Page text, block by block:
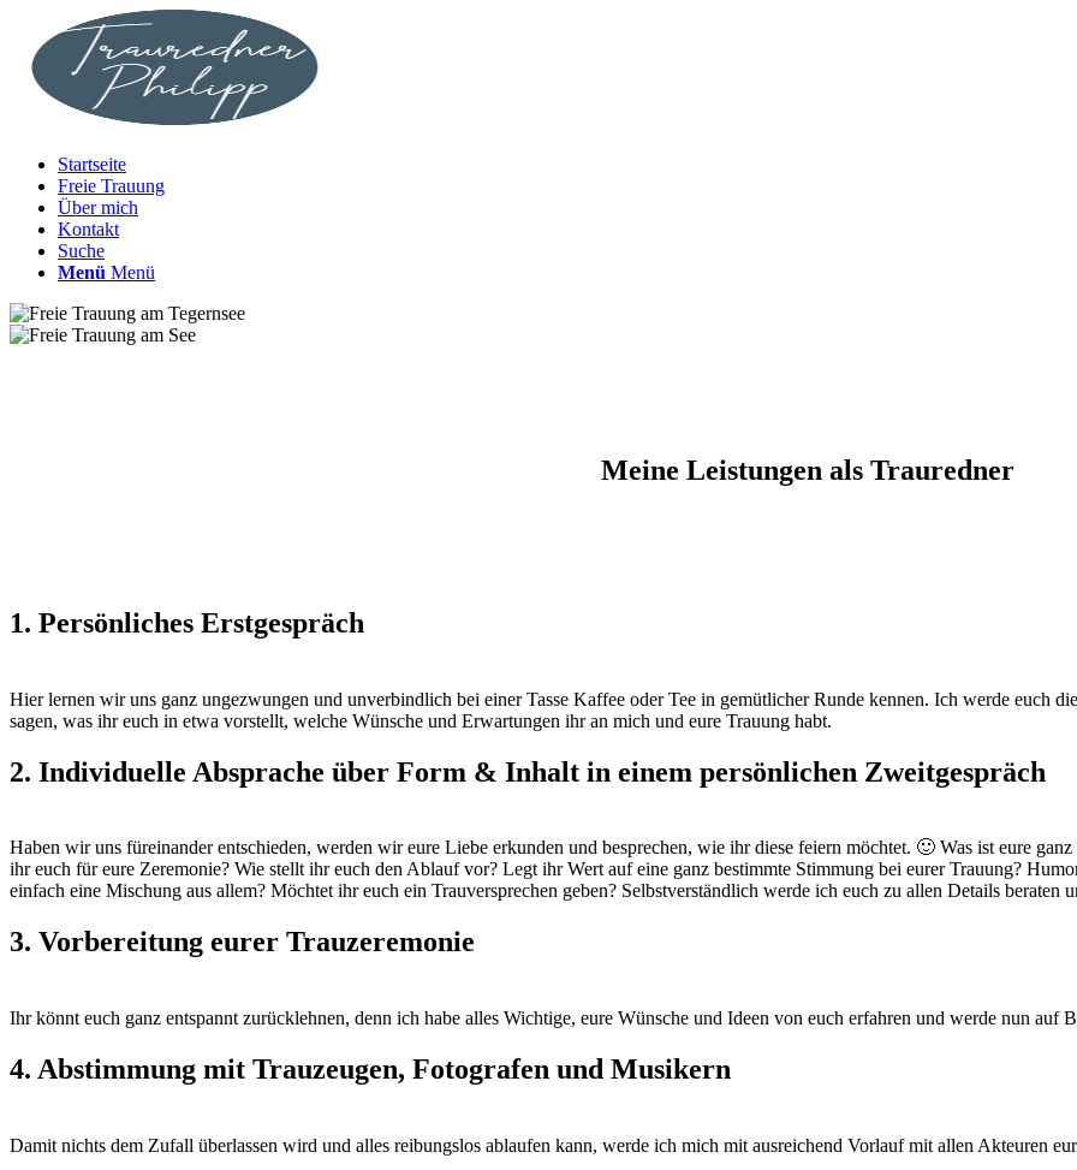
Startseite
Freie Trauung
Über mich
Kontakt
Suche
Menü Menü
Meine Leistungen als Trauredner
1. Persönliches Erstgespräch
Hier lernen wir uns ganz ungezwungen und unverbindlich bei einer Tasse Kaffee oder Tee in gemütlicher Runde kennen. Ich werde euch
sagen, was ihr euch in etwa vorstellt, welche Wünsche und Erwartungen ihr an mich und eure Trauung habt.
2. Individuelle Absprache über Form & Inhalt in einem persönlichen Zweitgespräch
Haben wir uns füreinander entschieden, werden wir eure Liebe erkunden und besprechen, wie ihr diese feiern möchtet. 🙂 Was ist eure
ihr euch für eure Zeremonie? Wie stellt ihr euch den Ablauf vor? Legt ihr Wert auf eine ganz bestimmte Stimmung bei eurer Trauung?
einfach eine Mischung aus allem? Möchtet ihr euch ein Trauversprechen geben? Selbstverständlich werde ich euch zu allen Details beraten
3. Vorbereitung eurer Trauzeremonie
Ihr könnt euch ganz entspannt zurücklehnen, denn ich habe alles Wichtige, eure Wünsche und Ideen von euch erfahren und werde nun auf
4. Abstimmung mit Trauzeugen, Fotografen und Musikern
Damit nichts dem Zufall überlassen wird und alles reibungslos ablaufen kann, werde ich mich mit ausreichend Vorlauf mit allen Akteuren